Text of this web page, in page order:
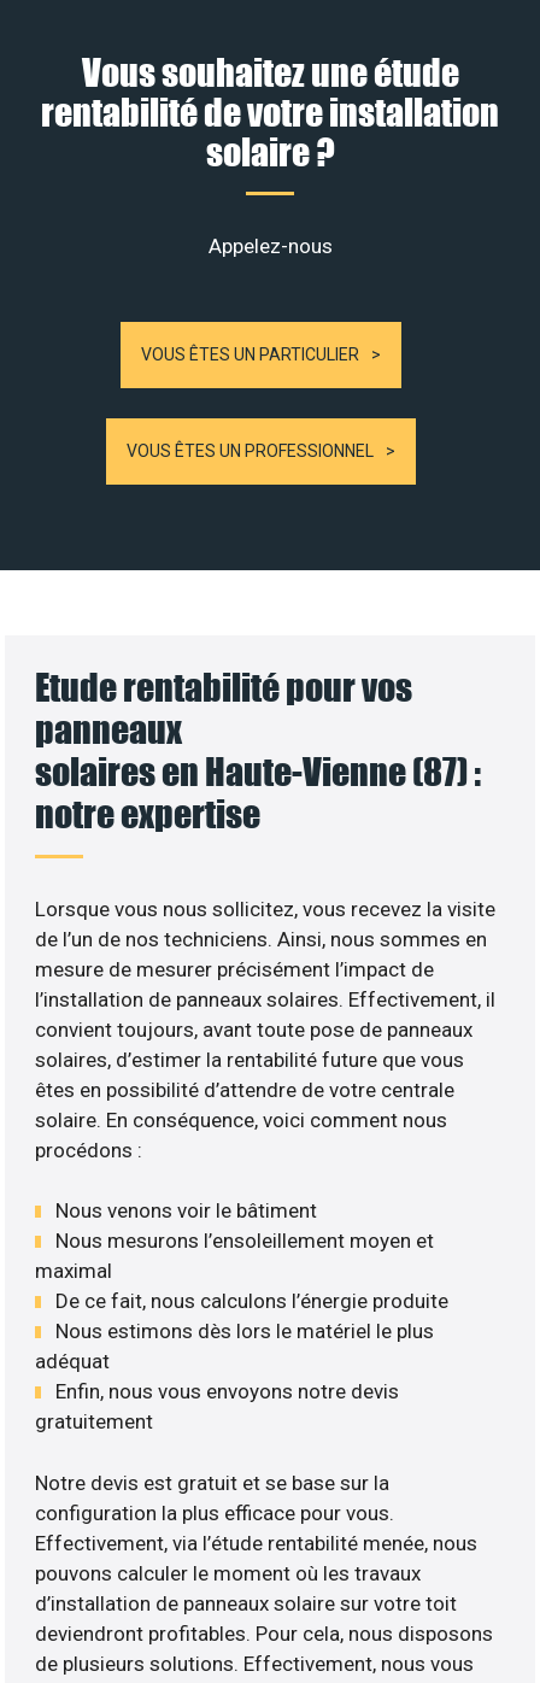
Vous souhaitez une étude
rentabilité de votre installation
solaire ?
Appelez-nous
VOUS ÊTES UN PARTICULIER
VOUS ÊTES UN PROFESSIONNEL
Etude rentabilité pour vos
panneaux
solaires en Haute-Vienne (87) :
notre expertise
Lorsque vous nous sollicitez, vous recevez la visite
de l’un de nos techniciens. Ainsi, nous sommes en
mesure de mesurer précisément l’impact de
l’installation de panneaux solaires. Effectivement, il
convient toujours, avant toute pose de panneaux
solaires, d’estimer la rentabilité future que vous
êtes en possibilité d’attendre de votre centrale
solaire. En conséquence, voici comment nous
procédons :
Nous venons voir le bâtiment
Nous mesurons l’ensoleillement moyen et
maximal
De ce fait, nous calculons l’énergie produite
Nous estimons dès lors le matériel le plus
adéquat
Enfin, nous vous envoyons notre devis
gratuitement
Notre devis est gratuit et se base sur la
configuration la plus efficace pour vous.
Effectivement, via l’étude rentabilité menée, nous
pouvons calculer le moment où les travaux
d’installation de panneaux solaire sur votre toit
deviendront profitables. Pour cela, nous disposons
de plusieurs solutions. Effectivement, nous vous